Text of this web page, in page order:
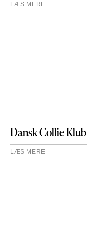
LÆS MERE
Dansk Collie Klub
LÆS MERE